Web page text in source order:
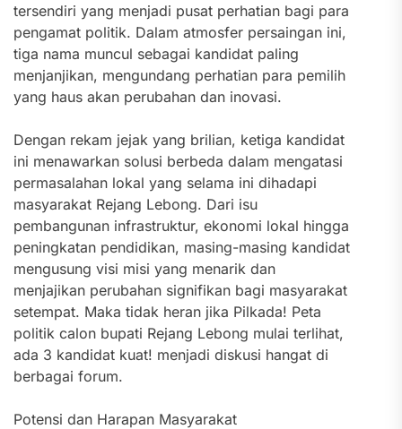
tersendiri yang menjadi pusat perhatian bagi para
pengamat politik. Dalam atmosfer persaingan ini,
tiga nama muncul sebagai kandidat paling
menjanjikan, mengundang perhatian para pemilih
yang haus akan perubahan dan inovasi.
Dengan rekam jejak yang brilian, ketiga kandidat
ini menawarkan solusi berbeda dalam mengatasi
permasalahan lokal yang selama ini dihadapi
masyarakat Rejang Lebong. Dari isu
pembangunan infrastruktur, ekonomi lokal hingga
peningkatan pendidikan, masing-masing kandidat
mengusung visi misi yang menarik dan
menjajikan perubahan signifikan bagi masyarakat
setempat. Maka tidak heran jika Pilkada! Peta
politik calon bupati Rejang Lebong mulai terlihat,
ada 3 kandidat kuat! menjadi diskusi hangat di
berbagai forum.
Potensi dan Harapan Masyarakat